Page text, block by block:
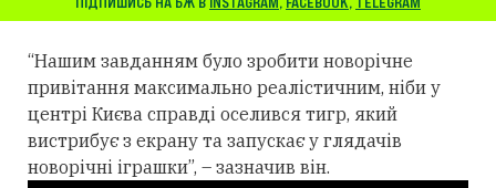
“Нашим завданням було зробити новорічне
привітання максимально реалістичним, ніби у
центрі Києва справді оселився тигр, який
вистрибує з екрану та запускає у глядачів
новорічні іграшки”, – зазначив він.